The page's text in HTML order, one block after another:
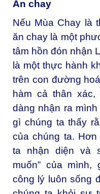
Ăn chay
Nếu Mùa Chay là
ăn chay là một
tâm hồn đón nhận
là một thực hành
trên con đường
hàm cả thân
dàng nhận ra mình
gì chúng ta thấy
của chúng ta.
ta nhận diện và
muốn” của
công lý luôn sống